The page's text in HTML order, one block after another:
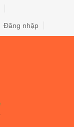
Đăng nhập